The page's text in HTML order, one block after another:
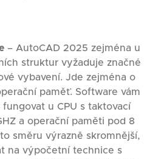
– AutoCAD 2025 zejména u
struktur vyžaduje značné
vybavení. Jde zejména o
paměť. Software vám
u CPU s taktovací
a operační paměti pod 8
směru výrazně skromnější,
na výpočetní technice s